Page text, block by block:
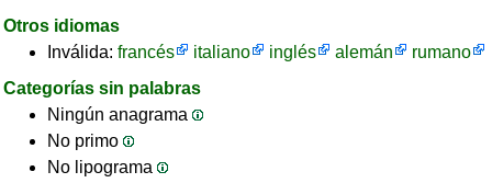
Otros idiomas
Inválida: francés italiano inglés alemán
rumano
Categorías sin palabras
Ningún anagrama
No primo
No lipograma